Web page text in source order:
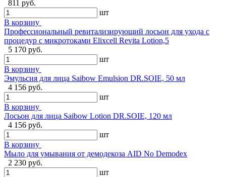
811 руб.
шт
В корзину
Профессиональный ревитализирующий лосьон для ухода с
процедур с микротоками Elixcell Revita Lotion,5
5 170 руб.
шт
В корзину
Эмульсия для лица Saibow Emulsion DR.SOIE, 50 мл
4 156 руб.
шт
В корзину
Лосьон для лица Saibow Lotion DR.SOIE, 120 мл
4 156 руб.
шт
В корзину
Мыло для умывания от демодекоза AID No Demodex
2 230 руб.
шт